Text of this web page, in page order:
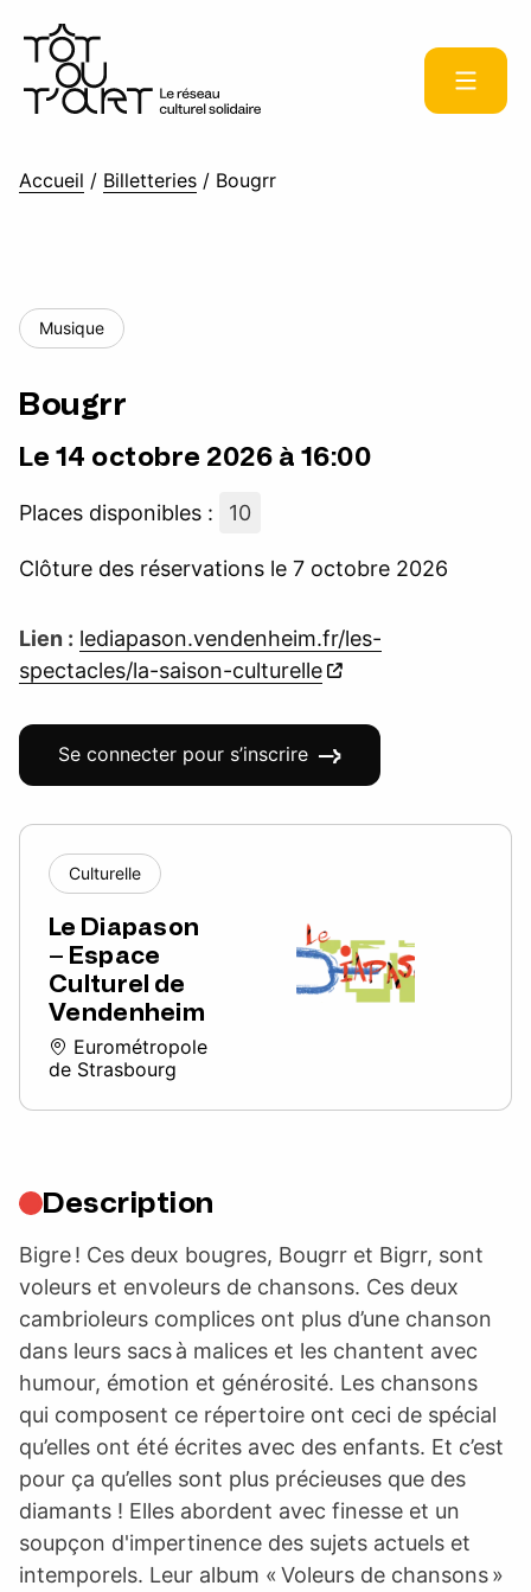
Accueil / Billetteries / Bougrr
Musique
Bougrr
Le 14 octobre 2026 à 16:00
Places disponibles : 10
Clôture des réservations le 7 octobre 2026
Lien : lediapason.vendenheim.fr/les-
spectacles/la-saison-culturelle
Se connecter pour s’inscrire
Culturelle
Le Diapason
– Espace
Culturel de
Vendenheim
Eurométropole
de Strasbourg
Description
Bigre ! Ces deux bougres, Bougrr et Bigrr, sont
voleurs et envoleurs de chansons. Ces deux
cambrioleurs complices ont plus d’une chanson
dans leurs sacs à malices et les chantent avec
humour, émotion et générosité. Les chansons
qui composent ce répertoire ont ceci de spécial
qu’elles ont été écrites avec des enfants. Et c’est
pour ça qu’elles sont plus précieuses que des
diamants ! Elles abordent avec finesse et un
soupçon d'impertinence des sujets actuels et
intemporels. Leur album « Voleurs de chansons »